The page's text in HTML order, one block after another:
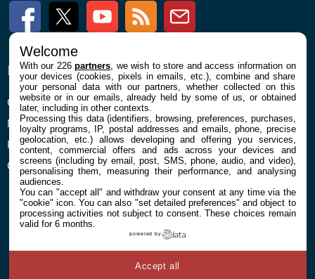
FacebookTwitter Youtube RSS Newsletter
ENTREPRISE
Confidentialité et Cookies
Mentions légales et CGU
Préférences Cookies
Qui sommes nous
À PROPOS
Contact
Welcome
With our 226partners , we wish to store and access information on
your devices (cookies, pixels in emails, etc.), combine and share
your personal data with our partners, whether collected on this
website or in our emails, already held by some of us, or obtained
later, including in other contexts.
Processing this data (identifiers, browsing, preferences, purchases,
loyalty programs, IP, postal addresses and emails, phone, precise
geolocation, etc.) allows developing and offering you services,
content, commercial offers and ads across your devices and
screens (including by email, post, SMS, phone, audio, and video),
personalising them, measuring their performance, and analysing
audiences.
You can "accept all" and withdraw your consent at any time via the
"cookie" icon. You can also "set detailed preferences" and object to
processing activities not subject to consent. These choices remain
valid for 6 months.
powered by
Accept all